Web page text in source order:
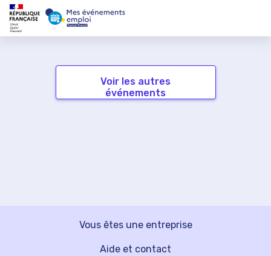
Voir les autres
événements
Vous êtes une entreprise
Aide et contact